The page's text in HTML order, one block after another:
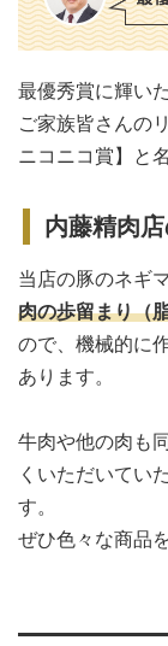
最優秀賞に輝い
ご家族皆さんの
ニコニコ賞】と
内藤精肉
当店の豚のネギ
肉の歩留まり（
ので、機械的に
あります。
牛肉や他の肉も
くいただいてい
す。
ぜひ色々な商品